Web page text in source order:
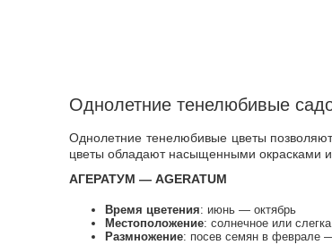
Однолетние тенелюбивые
Однолетние тенелюбивые цветы
цветы обладают насыщенными окрасками
АГЕРАТУМ — AGERATUM
Время цветения: июнь — октябрь
Местоположение: солнечное или
Размножение: посев семян в феврале